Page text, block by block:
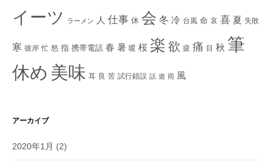
イーツ
ラーメン 人 仕事 休 会 冬 冷 台風 命 哀 喜 夏 失敗
寒 彼岸 忙 怒 指 携帯電話 春 暑 暖 桜 楽 欲 疲 痛 目 秋 筆
休め 美味 耳 良 苦 試行錯誤 話 遊 雨 風
アーカイブ
2020年1月 (2)